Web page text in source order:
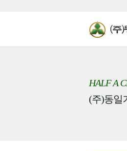
HALF A
(주)동일